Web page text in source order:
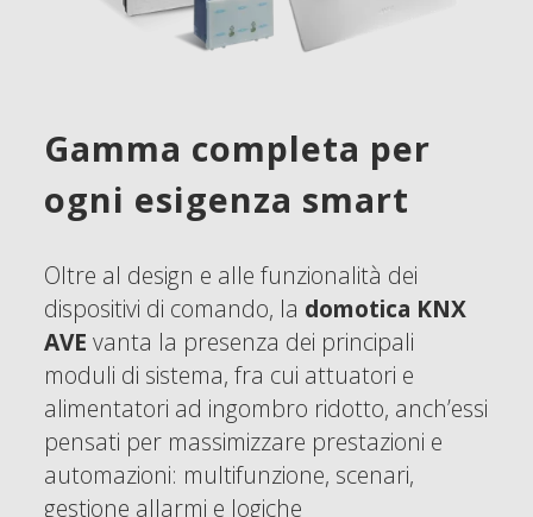
Gamma completa per
ogni esigenza smart
Oltre al design e alle funzionalità dei
dispositivi di comando, la domotica KNX
AVE vanta la presenza dei principali
moduli di sistema, fra cui attuatori e
alimentatori ad ingombro ridotto, anch’essi
pensati per massimizzare prestazioni e
automazioni: multifunzione, scenari,
gestione allarmi e logiche